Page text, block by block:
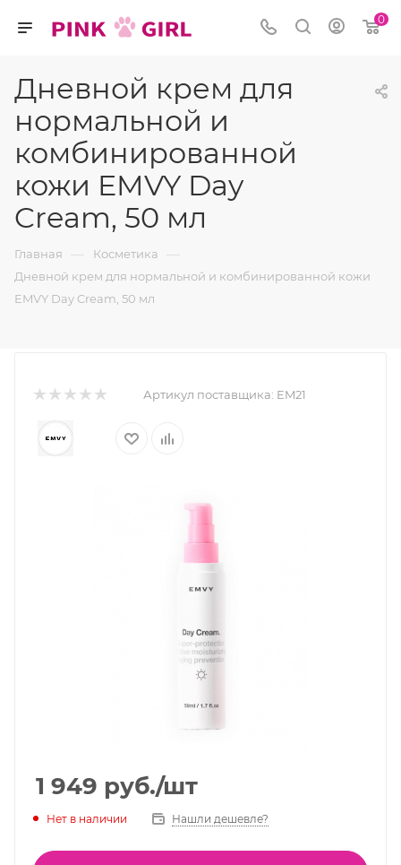
0
Дневной крем для
нормальной и
комбинированной
кожи EMVY Day
Cream, 50 мл
Главная — Косметика —
Дневной крем для нормальной и комбинированной кожи
EMVY Day Cream, 50 мл
Артикул поставщика: EM21
1 949 руб./шт
Нет в наличии Нашли дешевле?